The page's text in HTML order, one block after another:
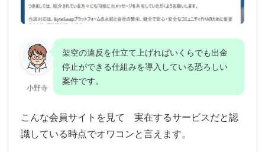
小野寺
架空の違反を仕立て上げればいくらでも出金
停止ができる仕組みを導入している恐ろしい
案件です。
こんな会員サイトを見て 実在するサービスだと認
識している時点でオワコンと言えます。